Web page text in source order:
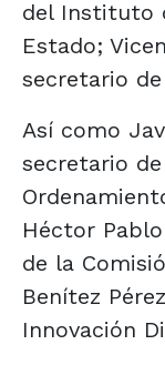
del Instituto
Estado;
secretario
Así como
secretario
Héctor
de la
Benítez
Innovación